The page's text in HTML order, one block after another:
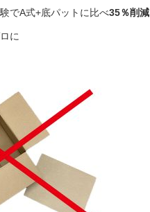
でA式+底パットに比べ35％削減
に